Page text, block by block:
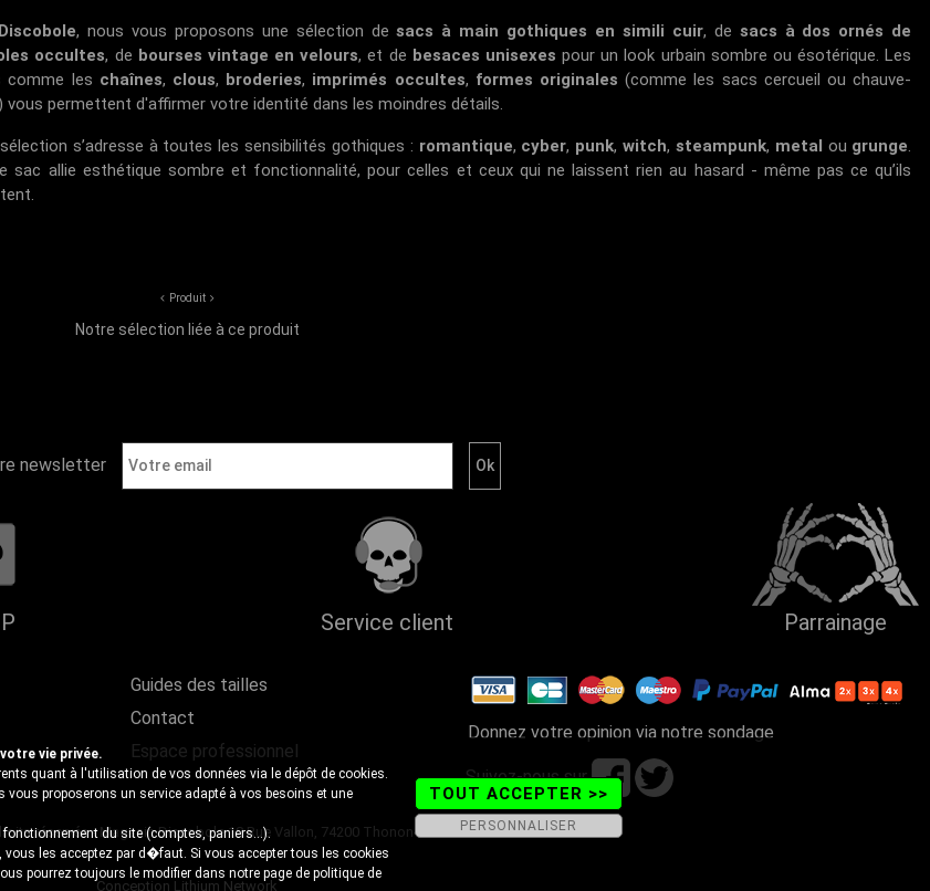
Discobole, nous vous proposons une sélection desacs à main gothiques en simili cuir, de sacs à dos ornés de
occultes, de bourses vintage en velours, et de besaces unisexes pour un look urbain sombre ou ésotérique. Les
comme les chaînes, clous, broderies, imprimés occultes, formes originales (comme les sacs cercueil ou chauve-
vous permettent d'affirmer votre identité dans les moindres détails.
s’adresse à toutes les sensibilités gothiques : romantique, cyber, punk,witch, steampunk, metal ou grunge.
sac allie esthétique sombre et fonctionnalité, pour celles et ceux qui ne laissent rien au hasard - même pas ce qu’ils
Produit
Notre sélection liée à ce produit
newsletter
Service client Parrainage
Guides des tailles
Contact
Espace professionnel
Donnez votre opinion via notre sondage
Suivez-nous sur
réservés - Magasin Discobole 18 Rue Vallon, 74200 Thonon-les-Bains - Tel. 04 50 26 57 88
Conception Lithium Network
TOUT ACCEPTER >>
PERSONNALISER
vie privée.
quant à l'utilisation de vos données via le dépôt de cookies.
proposerons un service adapté à vos besoins et une
du site (comptes, paniers...).
les acceptez par d�faut. Si vous accepter tous les cookies
pourrez toujours le modifier dans notre page de politique de